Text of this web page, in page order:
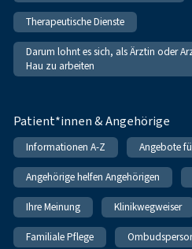
Therapeutische Dienste
Darum lohnt es sich, als Ärztin oder
Hau zu arbeiten
Patient*innen & Angehörige
Informationen A-Z Angebote
Angehörige helfen Angehörigen
Ihre Meinung Klinikwegweiser
Familiale Pflege